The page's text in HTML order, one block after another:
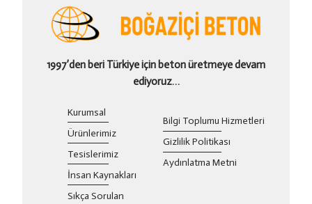
1997’den beri Türkiye için beton üretmeye devam
ediyoruz…
Kurumsal
Ürünlerimiz
Tesislerimiz
İnsan Kaynakları
Sıkça Sorulan
Bilgi Toplumu Hizmetleri
Gizlilik Politikası
Aydınlatma Metni